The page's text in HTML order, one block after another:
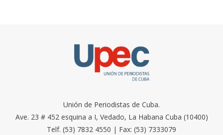
Unión de Periodistas de Cuba.
Ave. 23 # 452 esquina a I, Vedado, La Habana Cuba (10400)
Telf. (53) 7832 4550 | Fax: (53) 7333079